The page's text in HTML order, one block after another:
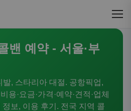
밴 예약 - 서울·부
, 스타리아 대절. 공항픽업,
용·요금·가격·예약·견적·업체
보, 이용 후기. 전국 지역 콜